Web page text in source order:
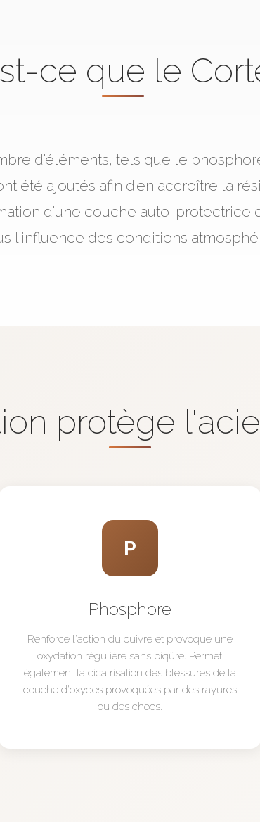
ce que le
d'éléments, tels que le
été ajoutés afin d'en accroître la
d'une couche auto-protectrice
l'influence des conditions
protège
P
Phosphore
Renforce l'action du cuivre et provoque une
oxydation régulière sans piqûre. Permet
également la cicatrisation des blessures de la
couche d'oxydes provoquées par des rayures
ou des chocs.